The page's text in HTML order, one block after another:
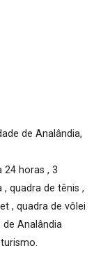
de Analândia,
24 horas , 3
quadra de tênis ,
, quadra de vôlei
de Analândia